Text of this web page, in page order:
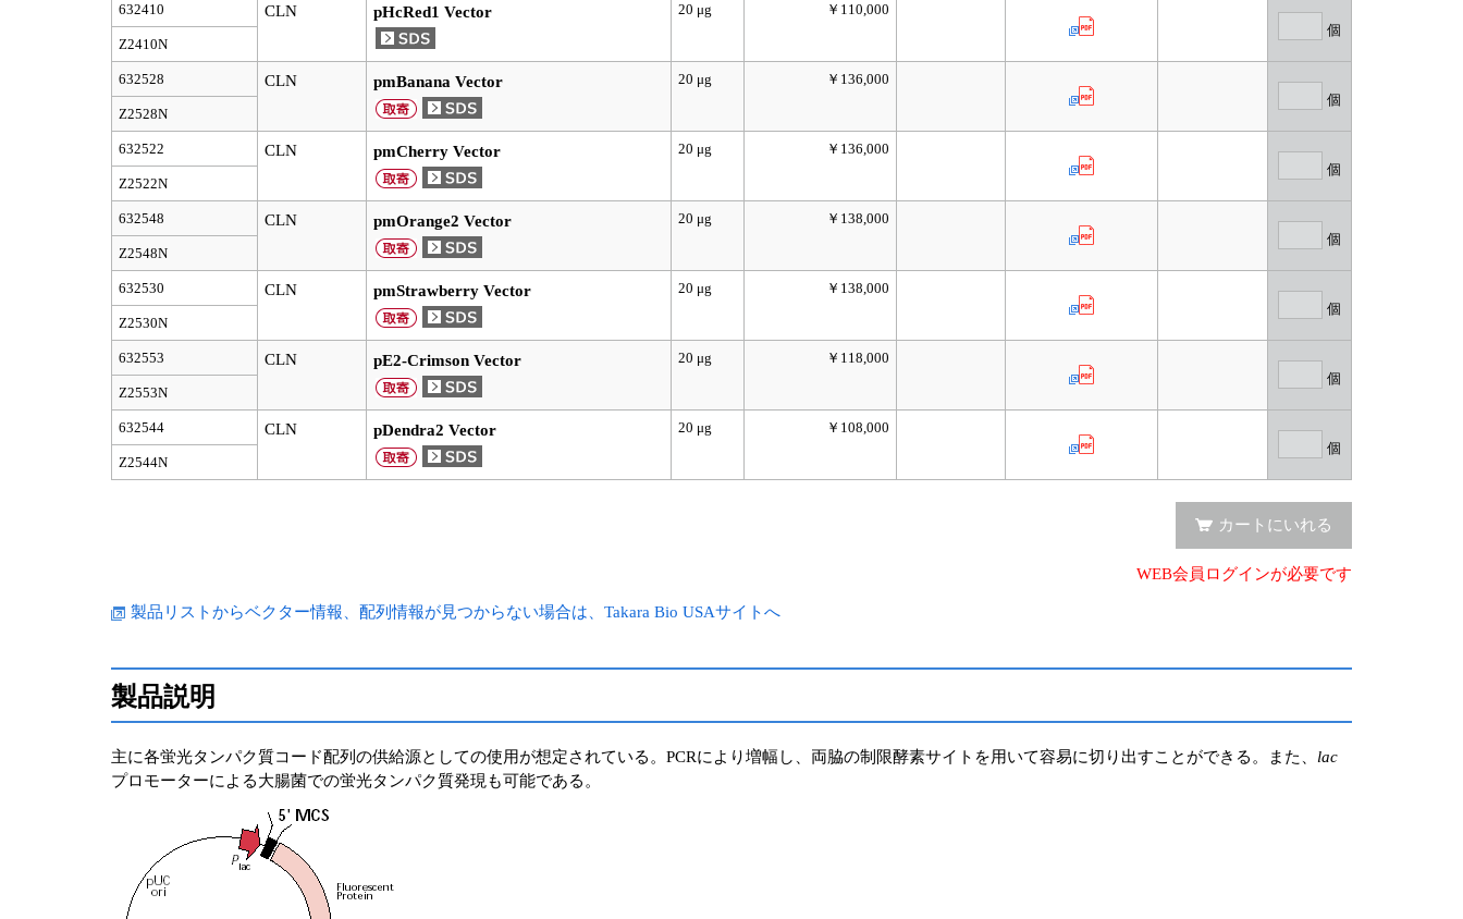
632410 CLN pHcRed1 Vector 20 μg
￥110,000
個
Z2410N
632528 CLN pmBanana Vector 20 μg
￥136,000
個
Z2528N
632522 CLN pmCherry Vector 20 μg
￥136,000
個
Z2522N
632548 CLN pmOrange2 Vector 20 μg
￥138,000
個
Z2548N
632530 CLN pmStrawberry Vector 20 μg
￥138,000
個
Z2530N
632553 CLN pE2-Crimson Vector 20 μg
￥118,000
個
Z2553N
632544 CLN pDendra2 Vector 20 μg
￥108,000
個
Z2544N
カートにいれる
WEB会員ログインが必要です
製品リストからベクター情報、配列情報が見つからない場合は、Takara Bio USAサイトへ
製品説明
主に各蛍光タンパク質コード配列の供給源としての使用が想定されている。PCRにより増幅し、両脇の制限酵素サイトを用いて容易に切り出すことができる。また、 lac
プロモーターによる大腸菌での蛍光タンパク質発現も可能である。